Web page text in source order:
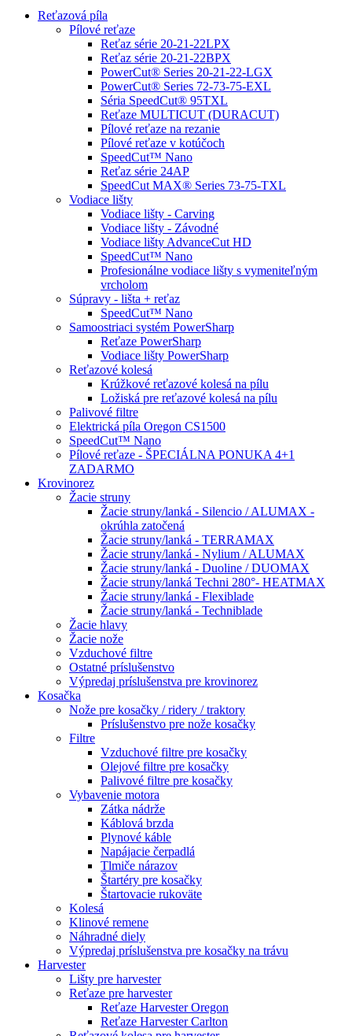
Reťazová píla
Pílové reťaze
Reťaz série 20-21-22LPX
Reťaz série 20-21-22BPX
PowerCut® Series 20-21-22-LGX
PowerCut® Series 72-73-75-EXL
Séria SpeedCut® 95TXL
Reťaze MULTICUT (DURACUT)
Pílové reťaze na rezanie
Pílové reťaze v kotúčoch
SpeedCut™ Nano
Reťaz série 24AP
SpeedCut MAX® Series 73-75-TXL
Vodiace lišty
Vodiace lišty - Carving
Vodiace lišty - Závodné
Vodiace lišty AdvanceCut HD
SpeedCut™ Nano
Profesionálne vodiace lišty s vymeniteľným
vrcholom
Súpravy - lišta + reťaz
SpeedCut™ Nano
Samoostriaci systém PowerSharp
Reťaze PowerSharp
Vodiace lišty PowerSharp
Reťazové kolesá
Krúžkové reťazové kolesá na pílu
Ložiská pre reťazové kolesá na pílu
Palivové filtre
Elektrická píla Oregon CS1500
SpeedCut™ Nano
Pílové reťaze - ŠPECIÁLNA PONUKA 4+1
ZADARMO
Krovinorez
Žacie struny
Žacie struny/lanká - Silencio / ALUMAX -
okrúhla zatočená
Žacie struny/lanká - TERRAMAX
Žacie struny/lanká - Nylium / ALUMAX
Žacie struny/lanká - Duoline / DUOMAX
Žacie struny/lanká Techni 280°- HEATMAX
Žacie struny/lanká - Flexiblade
Žacie struny/lanká - Techniblade
Žacie hlavy
Žacie nože
Vzduchové filtre
Ostatné príslušenstvo
Výpredaj príslušenstva pre krovinorez
Kosačka
Nože pre kosačky / ridery / traktory
Príslušenstvo pre nože kosačky
Filtre
Vzduchové filtre pre kosačky
Olejové filtre pre kosačky
Palivové filtre pre kosačky
Vybavenie motora
Zátka nádrže
Káblová brzda
Plynové káble
Napájacie čerpadlá
Tlmiče nárazov
Štartéry pre kosačky
Štartovacie rukoväte
Kolesá
Klinové remene
Náhradné diely
Výpredaj príslušenstva pre kosačky na trávu
Harvester
Lišty pre harvester
Reťaze pre harvester
Reťaze Harvester Oregon
Reťaze Harvester Carlton